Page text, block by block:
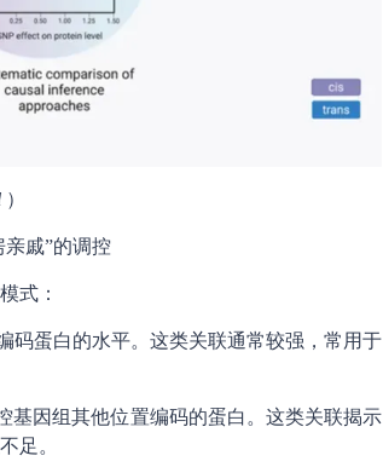
）
亲戚”的调控
式：
码蛋白的水平。这类关联通常较强，常用于
基因组其他位置编码的蛋白。这类关联揭示
足。